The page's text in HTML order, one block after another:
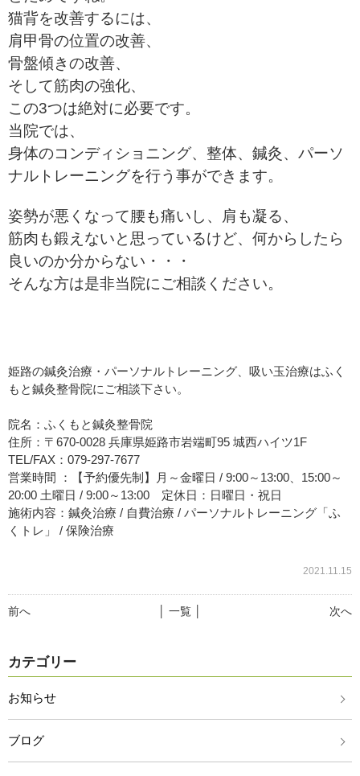
猫背を改善するには、
肩甲骨の位置の改善、
骨盤傾きの改善、
そして筋肉の強化、
この3つは絶対に必要です。
当院では、
身体のコンディショニング、整体、鍼灸、パーソ
ナルトレーニングを行う事ができます。
姿勢が悪くなって腰も痛いし、肩も凝る、
筋肉も鍛えないと思っているけど、何からしたら
良いのか分からない・・・
そんな方は是非当院にご相談ください。
姫路の鍼灸治療・パーソナルトレーニング、吸い玉治療はふく
もと鍼灸整骨院にご相談下さい。
院名：ふくもと鍼灸整骨院
住所：〒670-0028 兵庫県姫路市岩端町95 城西ハイツ1F
TEL/FAX：079-297-7677
営業時間 ：【予約優先制】月～金曜日 / 9:00～13:00、15:00～
20:00 土曜日 / 9:00～13:00 定休日：日曜日・祝日
施術内容：鍼灸治療 / 自費治療 / パーソナルトレーニング「ふ
くトレ」 / 保険治療
2021.11.15
前へ 次へ
│ 一覧 │
カテゴリー
お知らせ
ブログ